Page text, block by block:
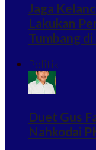
Jaga
Lakukan
Tumbang
Politik
Duet Gus
Nahkodai